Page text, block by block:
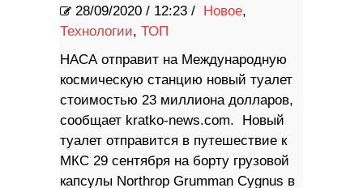
28/09/2020 / 12:23 / Новое,
Технологии, ТОП
НАСА отправит на Международную
космическую станцию ​​новый туалет
стоимостью 23 миллиона долларов,
сообщает kratko-news.com. Новый
туалет отправится в путешествие к
МКС 29 сентября на борту грузовой
капсулы Northrop Grumman Cygnus в